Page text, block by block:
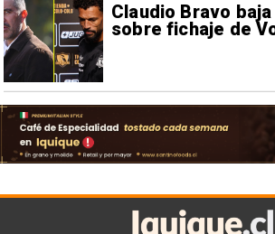
Claudio Bravo
sobre fichaje de